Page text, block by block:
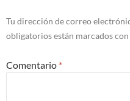
Tu dirección de correo
obligatorios están marcados con
Comentario *